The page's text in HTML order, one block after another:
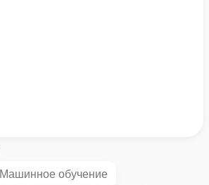
Машинное обучение